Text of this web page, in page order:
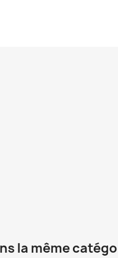
la même